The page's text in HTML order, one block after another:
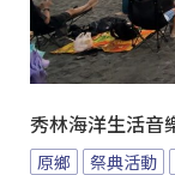
秀林海洋生活音
原鄉 祭典活動